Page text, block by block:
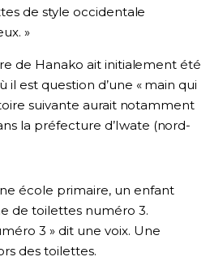
de style occidentale
»
de Hanako ait initialement été
il est question d’une « main qui
suivante aurait notamment
la préfecture d’Iwate (nord-
école primaire, un enfant
de toilettes numéro 3.
3 » dit une voix. Une
des toilettes.